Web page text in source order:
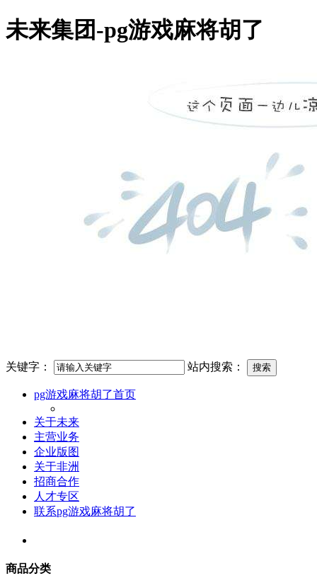
未来集团-pg游戏麻将胡了
关键字： 站内搜索：
pg游戏麻将胡了首页
关于未来
主营业务
企业版图
关于非洲
招商合作
人才专区
联系pg游戏麻将胡了
商品分类